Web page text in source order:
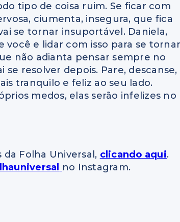
tipo de coisa ruim. Se ficar com
ciumenta, insegura, que fica
se tornar insuportável. Daniela,
e lidar com isso para se
não adianta pensar sempre no
resolver depois. Pare, descanse,
tranquilo e feliz ao seu lado.
medos, elas serão infelizes no
da Folha Universal, clicando aqui.
no Instagram.